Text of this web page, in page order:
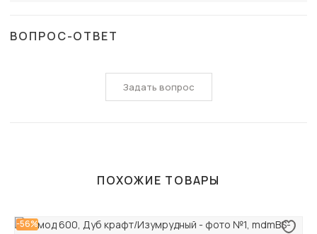
ВОПРОС-ОТВЕТ
Задать вопрос
ПОХОЖИЕ ТОВАРЫ
-56%